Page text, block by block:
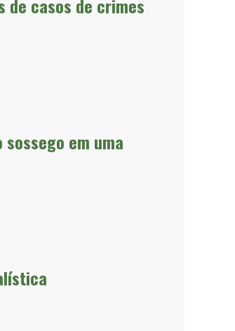
casos de crimes
em uma